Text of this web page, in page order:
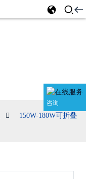
咨询
150W-180W可折叠